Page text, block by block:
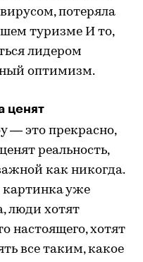
потеряла
туризме И то,
лидером
оптимизм.
ценят
— это прекрасно,
реальность,
как никогда.
картинка уже
люди хотят
настоящего, хотят
все таким, какое